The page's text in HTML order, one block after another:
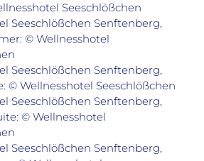
Seeschlößchen
Seeschlößchen Senftenberg,
© Wellnesshotel
Seeschlößchen Senftenberg,
© Wellnesshotel Seeschlößchen
Seeschlößchen Senftenberg,
© Wellnesshotel
Seeschlößchen Senftenberg,